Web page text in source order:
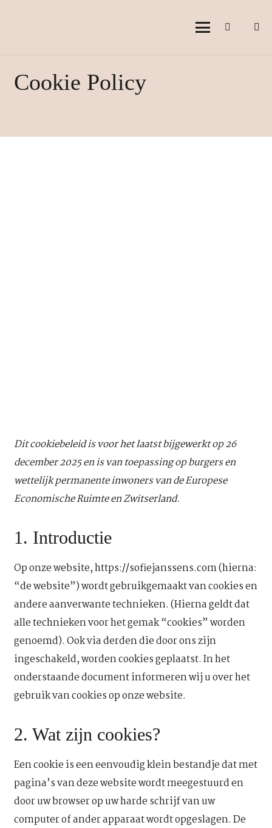
Cookie Policy
Dit cookiebeleid is voor het laatst bijgewerkt op 26
december 2025 en is van toepassing op burgers en
wettelijk permanente inwoners van de Europese
Economische Ruimte en Zwitserland.
1. Introductie
Op onze website,https://sofiejanssens.com(hierna:
“de website”) wordt gebruikgemaakt van cookies en
andere aanverwante technieken. (Hierna geldt dat
alle technieken voor het gemak “cookies” worden
genoemd). Ook via derden die door ons zijn
ingeschakeld, worden cookies geplaatst. In het
onderstaande document informeren wij u over het
gebruik van cookies op onze website.
2. Wat zijn cookies?
Een cookie is een eenvoudig klein bestandje dat met
pagina’s van deze website wordt meegestuurd en
door uw browser op uw harde schrijf van uw
computer of ander apparaat wordt opgeslagen. De